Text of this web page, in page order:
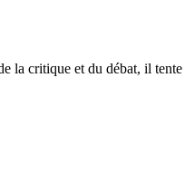
la critique et du débat, il